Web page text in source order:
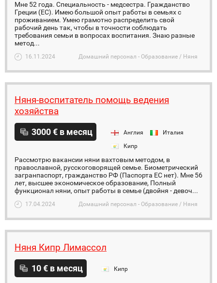
Мне 52 года. Специальность - медсестра. Гражданство
Греции (ЕС). Имею большой опыт работы в семьях с
проживанием. Умею грамотно распределить свой
рабочий день так, чтобы в точности соблюдать
требования семьи в вопросах воспитания. Знаю разные
метод...
16.11.2024 Домашний персонал - Образование / Няня
Няня-воспитатель помощь ведения
хозяйства
3000 € в месяц Англия
Италия
Кипр
Рассмотрю вакансии няни вахтовым методом, в
православной, русскоговорящей семье. Биометрический
загранпаспорт, гражданство РФ (Паспорта EC нет). Мне 56
лет, высшее экономическое образование, Полный
функционал няни, опыт работы в семье (двойня - девоч...
17.04.2024 Домашний персонал - Образование / Няня
Няня Кипр Лимассол
10 € в месяц Кипр